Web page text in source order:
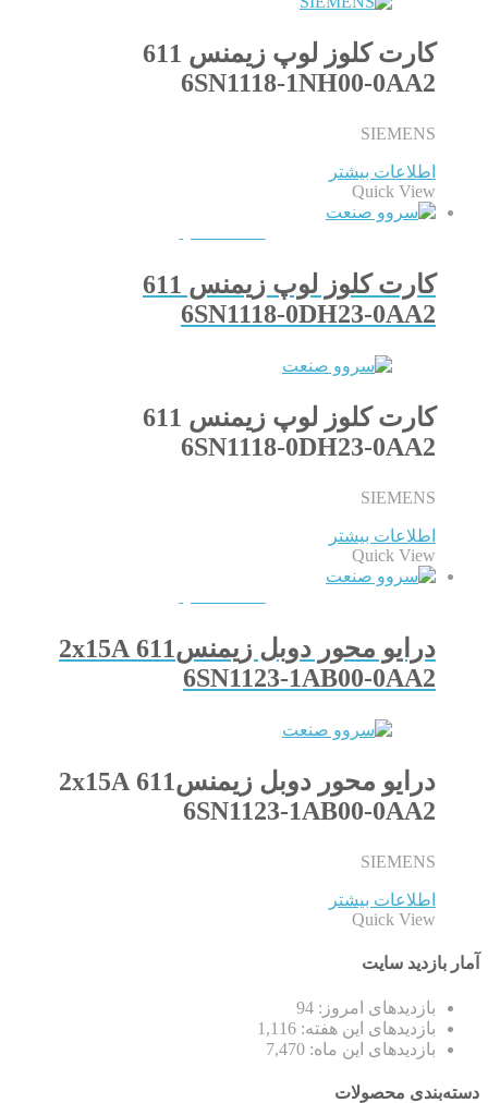
کارت کلوز لوپ زیمنس 611
6SN1118-1NH00-0AA2
SIEMENS
اطلاعات بیشتر
Quick View
کارت کلوز لوپ زیمنس 611
6SN1118-0DH23-0AA2
کارت کلوز لوپ زیمنس 611
6SN1118-0DH23-0AA2
SIEMENS
اطلاعات بیشتر
Quick View
درایو محور دوبل زیمنس611 2x15A
6SN1123-1AB00-0AA2
درایو محور دوبل زیمنس611 2x15A
6SN1123-1AB00-0AA2
SIEMENS
اطلاعات بیشتر
Quick View
آمار بازدید سایت
بازدیدهای امروز: 94
بازدیدهای این هفته: 1,116
بازدیدهای این ماه: 7,470
دسته‌بندی محصولات